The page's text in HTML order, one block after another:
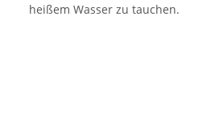
heißem Wasser zu tauchen.